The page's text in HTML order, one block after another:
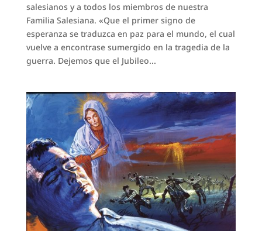
salesianos y a todos los miembros de nuestra
Familia Salesiana. «Que el primer signo de
esperanza se traduzca en paz para el mundo, el cual
vuelve a encontrase sumergido en la tragedia de la
guerra. Dejemos que el Jubileo...